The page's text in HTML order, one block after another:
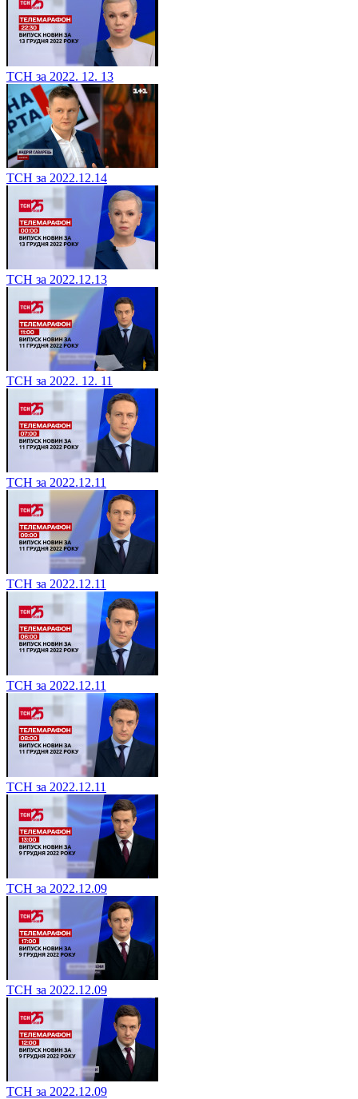
ТСН за 2022. 12. 13
ТСН за 2022.12.14
ТСН за 2022.12.13
ТСН за 2022. 12. 11
ТСН за 2022.12.11
ТСН за 2022.12.11
ТСН за 2022.12.11
ТСН за 2022.12.11
ТСН за 2022.12.09
ТСН за 2022.12.09
ТСН за 2022.12.09